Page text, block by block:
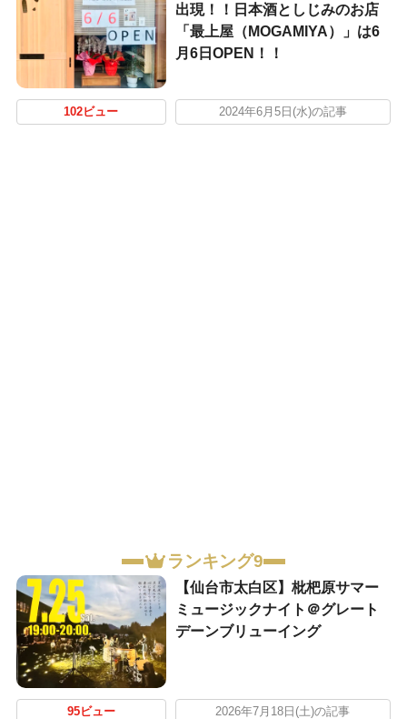
出現！！日本酒としじみのお店
「最上屋（MOGAMIYA）」は6
月6日OPEN！！
102ビュー 2024年6月5日(水)の記事
ランキング9
【仙台市太白区】枇杷原サマー
ミュージックナイト＠グレート
デーンブリューイング
95ビュー 2026年7月18日(土)の記事